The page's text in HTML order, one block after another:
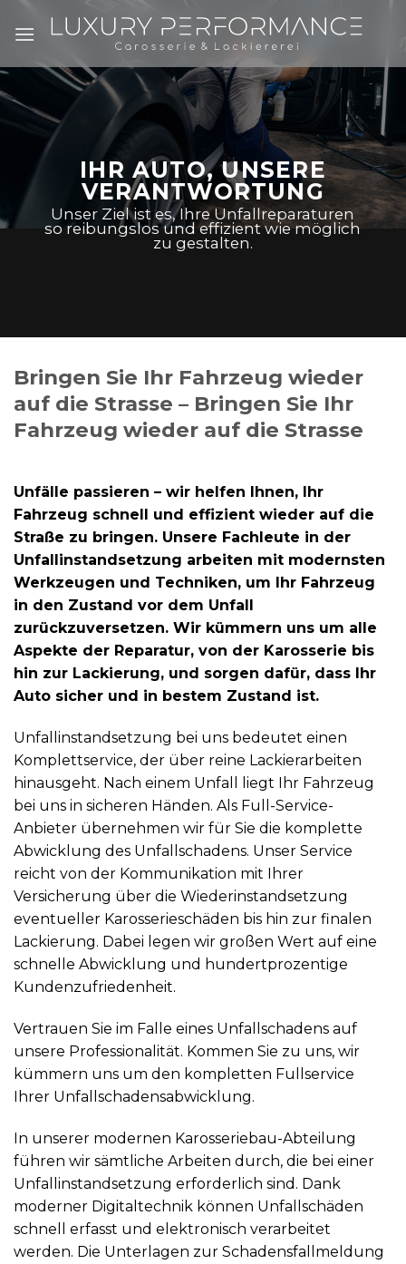
Inhalt
IHR AUTO, UNSERE
VERANTWORTUNG
Unser Ziel ist es, Ihre Unfallreparaturen
so reibungslos und effizient wie möglich
zu gestalten.
Bringen Sie Ihr Fahrzeug wieder
auf die Strasse – Bringen Sie Ihr
Fahrzeug wieder auf die Strasse
Unfälle passieren – wir helfen Ihnen, Ihr
Fahrzeug schnell und effizient wieder auf die
Straße zu bringen. Unsere Fachleute in der
Unfallinstandsetzung arbeiten mit modernsten
Werkzeugen und Techniken, um Ihr Fahrzeug
in den Zustand vor dem Unfall
zurückzuversetzen. Wir kümmern uns um alle
Aspekte der Reparatur, von der Karosserie bis
hin zur Lackierung, und sorgen dafür, dass Ihr
Auto sicher und in bestem Zustand ist.
Unfallinstandsetzung bei uns bedeutet einen
Komplettservice, der über reine Lackierarbeiten
hinausgeht. Nach einem Unfall liegt Ihr Fahrzeug
bei uns in sicheren Händen. Als Full-Service-
Anbieter übernehmen wir für Sie die komplette
Abwicklung des Unfallschadens. Unser Service
reicht von der Kommunikation mit Ihrer
Versicherung über die Wiederinstandsetzung
eventueller Karosserieschäden bis hin zur finalen
Lackierung. Dabei legen wir großen Wert auf eine
schnelle Abwicklung und hundertprozentige
Kundenzufriedenheit.
Vertrauen Sie im Falle eines Unfallschadens auf
unsere Professionalität. Kommen Sie zu uns, wir
kümmern uns um den kompletten Fullservice
Ihrer Unfallschadensabwicklung.
In unserer modernen Karosseriebau-Abteilung
führen wir sämtliche Arbeiten durch, die bei einer
Unfallinstandsetzung erforderlich sind. Dank
moderner Digitaltechnik können Unfallschäden
schnell erfasst und elektronisch verarbeitet
werden. Die Unterlagen zur Schadensfallmeldung